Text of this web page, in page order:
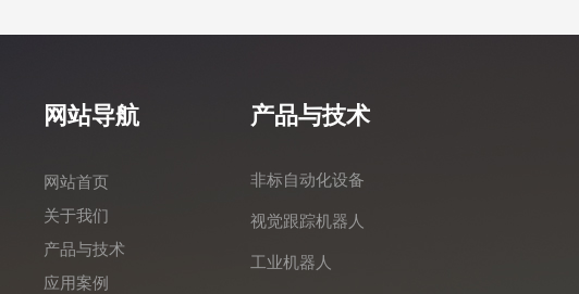
网站导航
网站首页
关于我们
产品与技术
应用案例
产品与技术
非标自动化设备
视觉跟踪机器人
工业机器人